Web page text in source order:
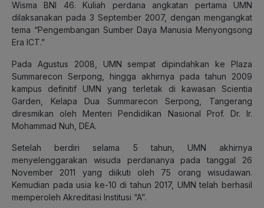
Wisma BNI 46. Kuliah perdana angkatan pertama UMN
dilaksanakan pada 3 September 2007, dengan mengangkat
tema “Pengembangan Sumber Daya Manusia Menyongsong
Era ICT.”
Pada Agustus 2008, UMN sempat dipindahkan ke Plaza
Summarecon Serpong, hingga akhirnya pada tahun 2009
kampus definitif UMN yang terletak di kawasan Scientia
Garden, Kelapa Dua Summarecon Serpong, Tangerang
diresmikan oleh Menteri Pendidikan Nasional Prof. Dr. Ir.
Mohammad Nuh, DEA.
Setelah berdiri selama 5 tahun, UMN akhirnya
menyelenggarakan wisuda perdananya pada tanggal 26
November 2011 yang diikuti oleh 75 orang wisudawan.
Kemudian pada usia ke-10 di tahun 2017, UMN telah berhasil
memperoleh Akreditasi Institusi “A”.